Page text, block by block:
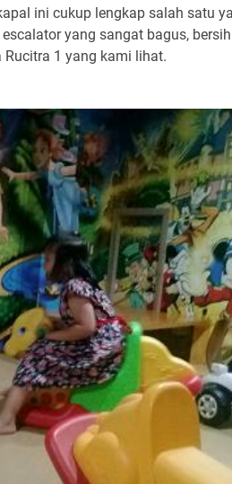
ini cukup lengkap salah satu
yang sangat bagus, bersih
1 yang kami lihat.